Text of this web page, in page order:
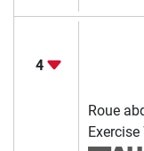
4
Roue
Exercise